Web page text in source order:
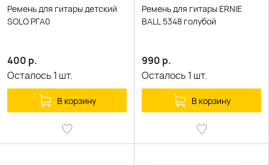
Ремень для гитары детский
SOLO РГА0
400 р.
Осталось 1 шт.
В корзину
Ремень для гитары ERNIE
BALL 5348 голубой
990 р.
Осталось 1 шт.
В корзину